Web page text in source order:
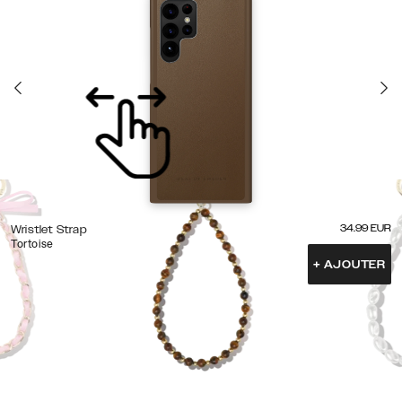
Wristlet Strap
Tortoise
34.99 EUR
+ AJOUTER